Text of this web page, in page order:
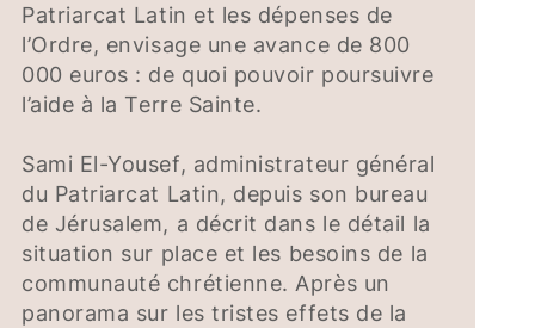
Patriarcat Latin et les dépenses de
l’Ordre, envisage une avance de 800
000 euros : de quoi pouvoir poursuivre
l’aide à la Terre Sainte.
Sami El-Yousef, administrateur général
du Patriarcat Latin, depuis son bureau
de Jérusalem, a décrit dans le détail la
situation sur place et les besoins de la
communauté chrétienne. Après un
panorama sur les tristes effets de la